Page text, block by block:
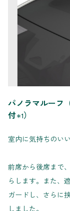
パノラマルーフ
付＊1）
室内に気持ちのい
前席から後席まで
らします。また、
ガードし、さらに
しました。